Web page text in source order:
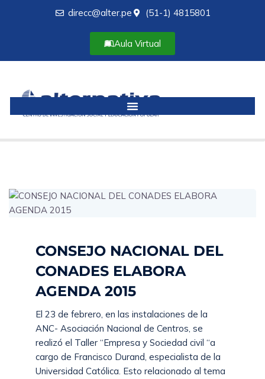
direcc@alter.pe (51-1) 4815801
Aula Virtual
CONSEJO NACIONAL DEL
CONADES ELABORA
AGENDA 2015
El 23 de febrero, en las instalaciones de la
ANC- Asociación Nacional de Centros, se
realizó el Taller “Empresa y Sociedad civil “a
cargo de Francisco Durand, especialista de la
Universidad Católica. Esto relacionado al tema